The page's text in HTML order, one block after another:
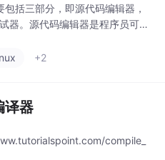
括三部分，即源代码编辑器，
器。源代码编辑器是程序员可以
+2
译器
compile_